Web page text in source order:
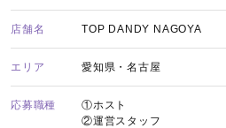
店舗名 TOP DANDY NAGOYA
エリア 愛知県・名古屋
応募職種
①ホスト
②運営スタッフ